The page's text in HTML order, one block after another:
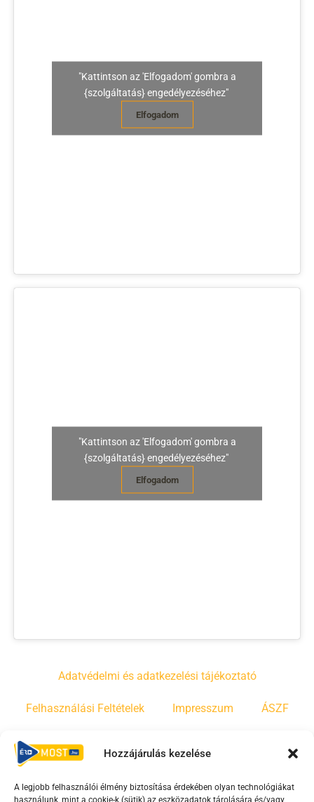
Hozzájárulás kezelése
A legjobb felhasználói élmény biztosítása érdekében olyan technológiákat
használunk, mint a cookie-k (sütik) az eszközadatok tárolására és/vagy
"Kattintson az 'Elfogadom' gombra a
{szolgáltatás} engedélyezéséhez"
Elfogadom
"Kattintson az 'Elfogadom' gombra a
{szolgáltatás} engedélyezéséhez"
Elfogadom
Adatvédelmi és adatkezelési tájékoztató
Felhasználási Feltételek Impresszum ÁSZF
F
Y
T